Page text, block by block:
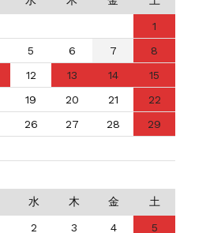
1
5 6 7
8
12 13 14
15
19 20 21
22
26 27 28
29
水 木 金 土
2 3 4
5